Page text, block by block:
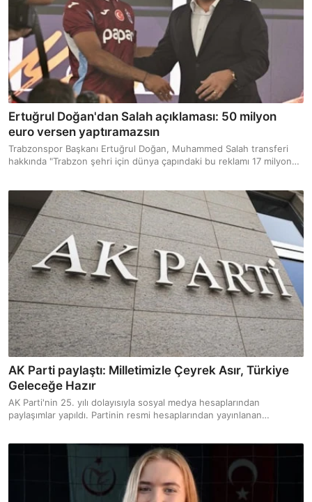
Ertuğrul Doğan'dan Salah açıklaması: 50 milyon
euro versen yaptıramazsın
Trabzonspor Başkanı Ertuğrul Doğan, Muhammed Salah transferi
hakkında "Trabzon şehri için dünya çapındaki bu reklamı 17 milyon
AK Parti paylaştı: Milletimizle Çeyrek Asır, Türkiye
Geleceğe Hazır
AK Parti'nin 25. yılı dolayısıyla sosyal medya hesaplarından
paylaşımlar yapıldı. Partinin resmi hesaplarından yayınlanan